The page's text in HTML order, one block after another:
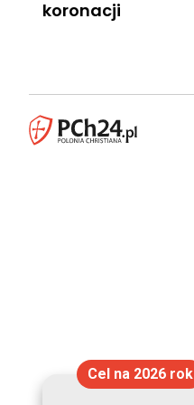
koronacji
Cel na 2026 rok